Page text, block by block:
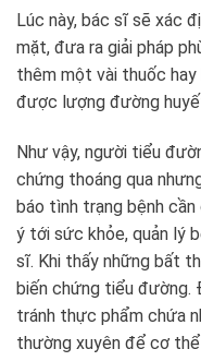
Lúc này, bác sĩ sẽ xác
mặt, đưa ra giải pháp
thêm một vài thuốc
được lượng đường
Như vậy, người tiểu
chứng thoáng qua
báo tình trạng bệnh
ý tới sức khỏe, quản lý
sĩ. Khi thấy những bất
biến chứng tiểu đường.
tránh thực phẩm chứa
thường xuyên để cơ thể